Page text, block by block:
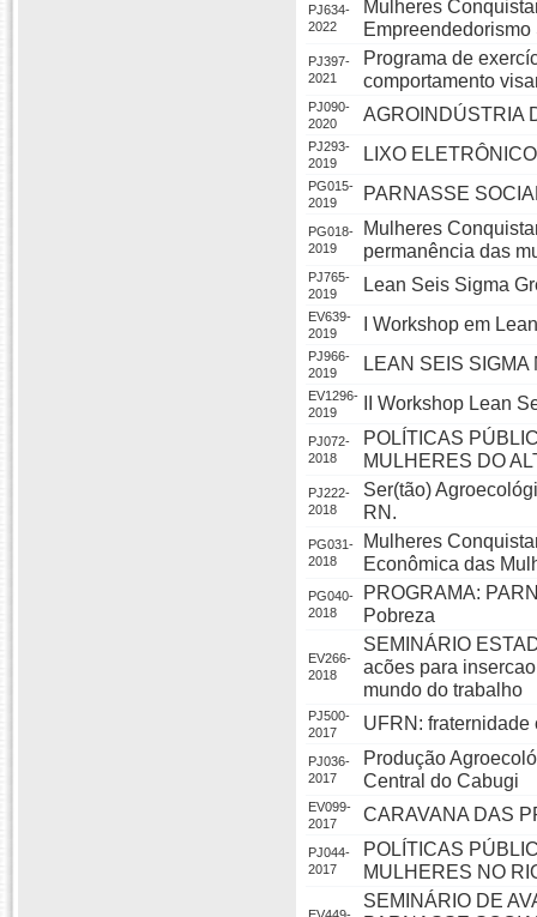
PJ634-
2022
Mulheres
Empreendedorismo
PJ397-
2021
Programa de
comportamento
PJ090-
2020
AGROINDÚSTRIA
PJ293-
2019
LIXO
PG015-
2019
PARNASSE
PG018-
2019
Mulheres
permanência das
PJ765-
2019
Lean Seis Sigma
EV639-
2019
I Workshop em
PJ966-
2019
LEAN SEIS
EV1296-
2019
II Workshop Lean
PJ072-
2018
POLÍTICAS
MULHERES DO
PJ222-
2018
Ser(tão)
RN.
PG031-
2018
Mulheres
Econômica das
PG040-
2018
PROGRAMA:
Pobreza
EV266-
2018
SEMINÁRIO
acões para
mundo do trabalho
PJ500-
2017
UFRN: fraternidade
PJ036-
2017
Produção
Central do Cabugi
EV099-
2017
CARAVANA DAS
PJ044-
2017
POLÍTICAS
MULHERES NO
SEMINÁRIO DE